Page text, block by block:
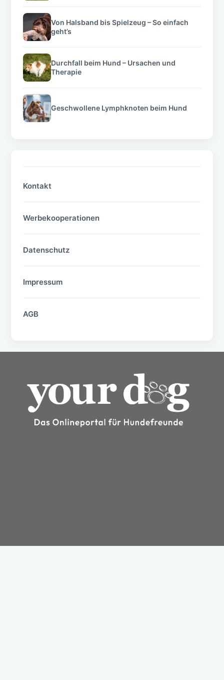
Von Halsband bis Spielzeug – So einfach
geht’s
Durchfall beim Hund – Ursachen und
Therapie
Geschwollene Lymphknoten beim Hund
Kontakt
Werbekooperationen
Datenschutz
Impressum
AGB